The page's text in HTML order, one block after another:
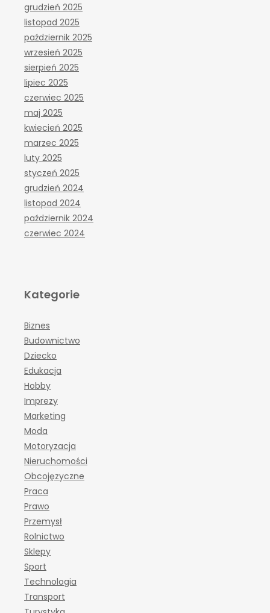
grudzień 2025
listopad 2025
październik 2025
wrzesień 2025
sierpień 2025
lipiec 2025
czerwiec 2025
maj 2025
kwiecień 2025
marzec 2025
luty 2025
styczeń 2025
grudzień 2024
listopad 2024
październik 2024
czerwiec 2024
Kategorie
Biznes
Budownictwo
Dziecko
Edukacja
Hobby
Imprezy
Marketing
Moda
Motoryzacja
Nieruchomości
Obcojęzyczne
Praca
Prawo
Przemysł
Rolnictwo
Sklepy
Sport
Technologia
Transport